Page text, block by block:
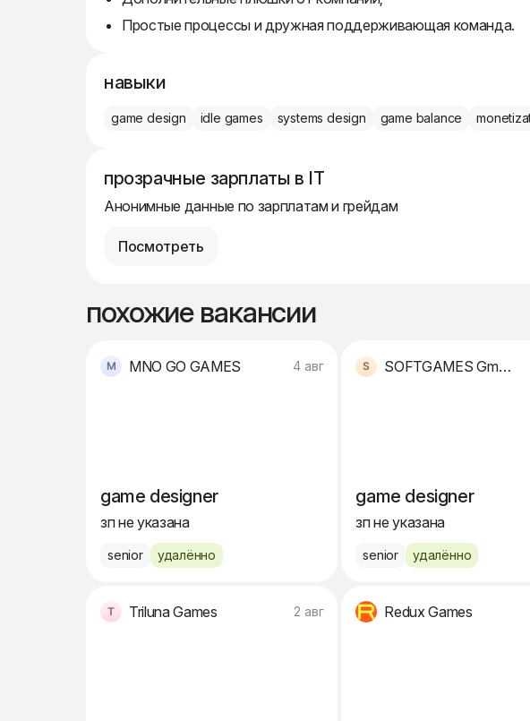
Простые процессы и дружная поддерживающая команда.
навыки
game design idle games systems design game balance
прозрачные зарплаты в IT
Анонимные данные по зарплатам и грейдам
Посмотреть
похожие вакансии
MNO GO GAMES 4 авг
game designer
зп не указана
senior удалённо
SOFTGAMES GmbH
game designer
зп не указана
senior удалённо
Triluna Games 2 авг Redux Games